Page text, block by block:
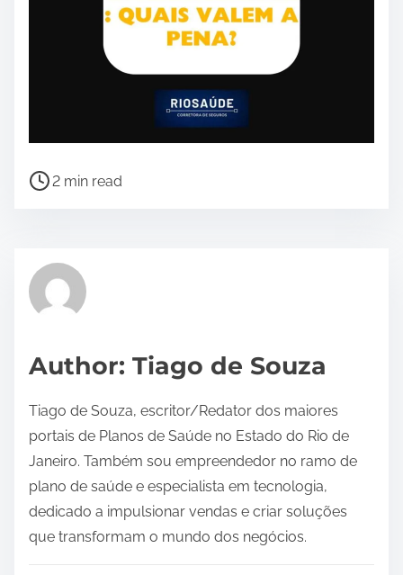
P
r
e
t
i
e
2 min read
Author: Tiago de Souza
Tiago de Souza, escritor/Redator dos maiores
portais de Planos de Saúde no Estado do Rio de
Janeiro. Também sou empreendedor no ramo de
plano de saúde e especialista em tecnologia,
dedicado a impulsionar vendas e criar soluções
que transformam o mundo dos negócios.